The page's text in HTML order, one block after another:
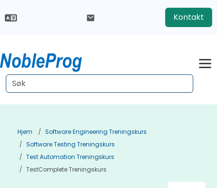
Kontakt
Hjem
Software Engineering Treningskurs
Software Testing Treningskurs
Test Automation Treningskurs
TestComplete Treningskurs